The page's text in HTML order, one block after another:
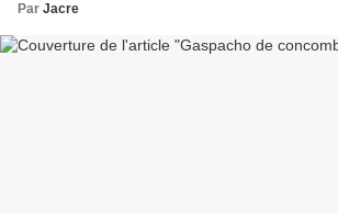
Par Jacre